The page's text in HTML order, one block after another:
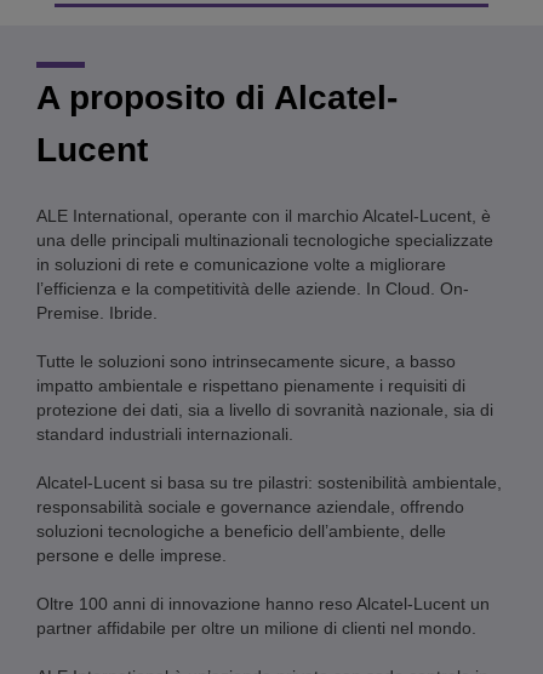
A proposito di Alcatel-
Lucent
ALE International, operante con il marchio Alcatel-Lucent, è
una delle principali multinazionali tecnologiche specializzate
in soluzioni di rete e comunicazione volte a migliorare
l’efficienza e la competitività delle aziende. In Cloud. On-
Premise. Ibride.
Tutte le soluzioni sono intrinsecamente sicure, a basso
impatto ambientale e rispettano pienamente i requisiti di
protezione dei dati, sia a livello di sovranità nazionale, sia di
standard industriali internazionali.
Alcatel-Lucent si basa su tre pilastri: sostenibilità ambientale,
responsabilità sociale e governance aziendale, offrendo
soluzioni tecnologiche a beneficio dell’ambiente, delle
persone e delle imprese.
Oltre 100 anni di innovazione hanno reso Alcatel-Lucent un
partner affidabile per oltre un milione di clienti nel mondo.